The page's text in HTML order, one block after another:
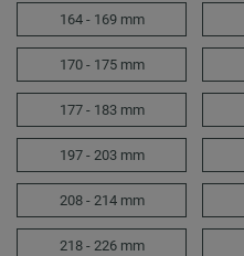
164 - 169 mm
170 - 175 mm
177 - 183 mm
197 - 203 mm
208 - 214 mm
218 - 226 mm